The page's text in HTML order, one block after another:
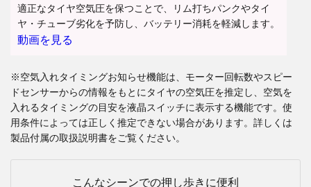
適正なタイヤ空気圧を保つことで、リム打ちパンクやタイ
ヤ・チューブ劣化を予防し、バッテリー消耗を軽減します。
動画を見る
※空気入れタイミングお知らせ機能は、モーター回転数やスピー
ドセンサーからの情報をもとにタイヤの空気圧を推定し、空気を
入れるタイミングの目安を液晶スイッチに表示する機能です。使
用条件によっては正しく推定できない場合があります。詳しくは
製品付属の取扱説明書をご覧ください。
こんなシーンでの押し歩きに便利